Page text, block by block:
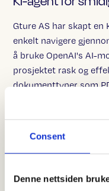
Consent
Denne nettsiden
Gture AS har skapt en
enkelt navigere
å bruke OpenAI's AI-
prosjektet rask og
dokumenttyper som
gir de ansatte
informasjon raskere,
økt produktivitet i